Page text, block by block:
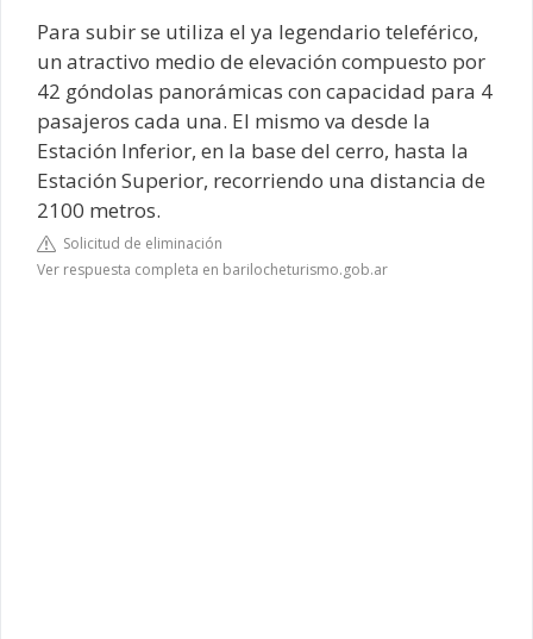
Para subir se utiliza el ya legendario teleférico,
un atractivo medio de elevación compuesto por
42 góndolas panorámicas con capacidad para 4
pasajeros cada una. El mismo va desde la
Estación Inferior, en la base del cerro, hasta la
Estación Superior, recorriendo una distancia de
2100 metros.
Solicitud de eliminación
Ver respuesta completa en barilocheturismo.gob.ar